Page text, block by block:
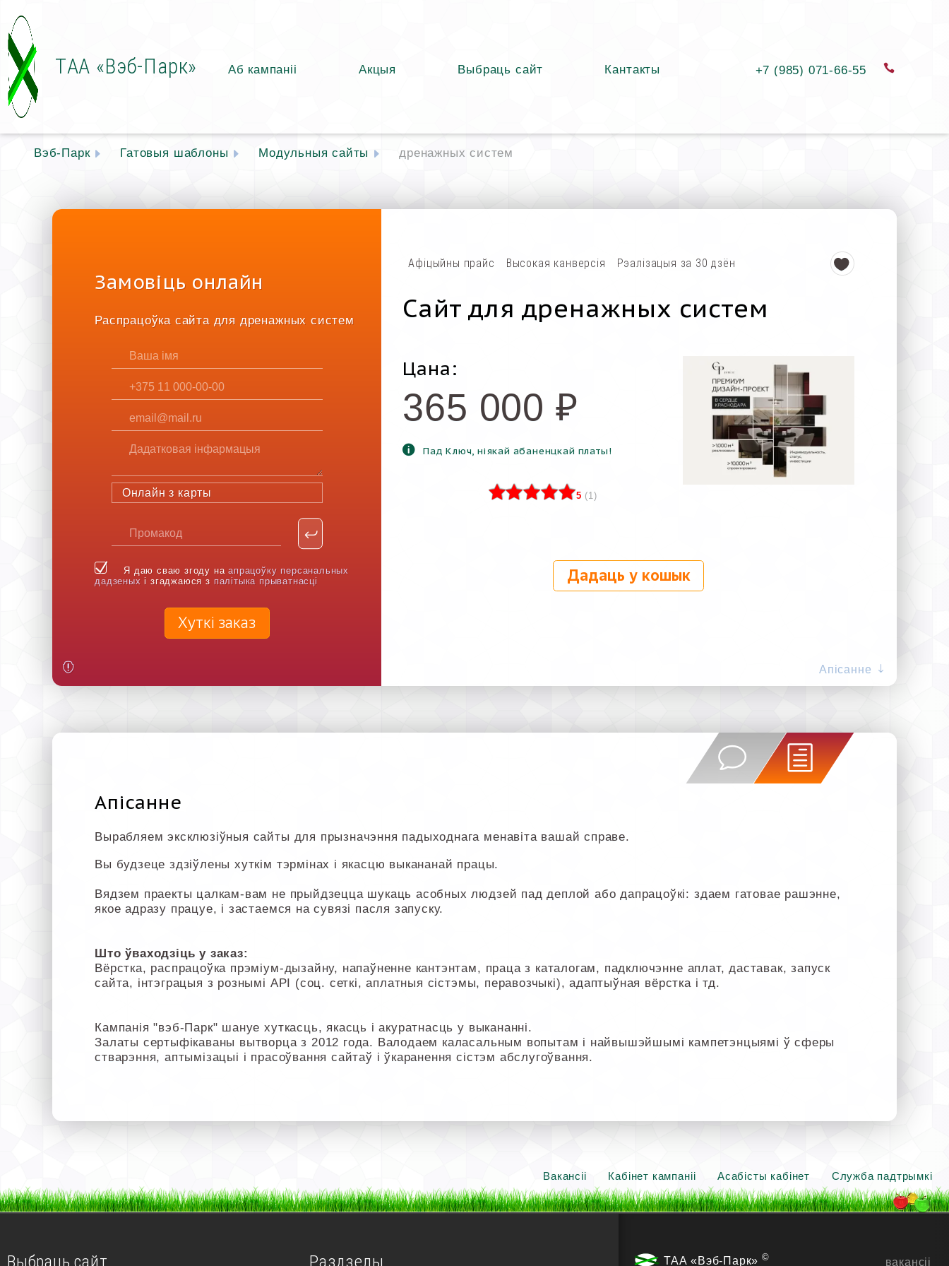
ТАА «Вэб-Парк» Аб кампаніі Акцыя Выбраць сайт Кантакты +7 (985) 071-66-55
Вэб-Парк Гатовыя шаблоны Модульныя сайты дренажных систем
Замовіць онлайн
Распрацоўка сайта для дренажных систем
Онлайн з карты
Я даю сваю згоду наапрацоўку персанальных
дадзеных і згаджаюся з палітыка прыватнасці
Хуткі заказ
Афіцыйны прайс Высокая канверсія Рэалізацыя за 30 дзён
Сайт для дренажных систем
Цана:
365 000 ₽
Пад Ключ, ніякай абаненцкай платы!
5 (1)
Дадаць у кошык
Апісанне
Апісанне
Вырабляем эксклюзіўныя сайты для прызначэння падыходнага менавіта вашай справе.
Вы будзеце здзіўлены хуткім тэрмінах і якасцю выкананай працы.
Вядзем праекты цалкам-вам не прыйдзецца шукаць асобных людзей пад деплой або дапрацоўкі: здаем гатовае рашэнне,
якое адразу працуе, і застаемся на сувязі пасля запуску.
Што ўваходзіць у заказ:
Вёрстка, распрацоўка прэміум-дызайну, напаўненне кантэнтам, праца з каталогам, падключэнне аплат, даставак, запуск
сайта, інтэграцыя з рознымі API (соц. сеткі, аплатныя сістэмы, перавозчыкі), адаптыўная вёрстка і тд.
Кампанія "вэб-Парк" шануе хуткасць, якасць і акуратнасць у выкананні.
Залаты сертыфікаваны вытворца з 2012 года. Валодаем каласальным вопытам і найвышэйшымі кампетэнцыямі ў сферы
стварэння, аптымізацыі і прасоўвання сайтаў і ўкаранення сістэм абслугоўвання.
Вакансіі Кабінет кампаніі Асабісты кабінет Служба падтрымкі
Выбраць сайт Раздзелы ТАА «Вэб-Парк» © вакансіі